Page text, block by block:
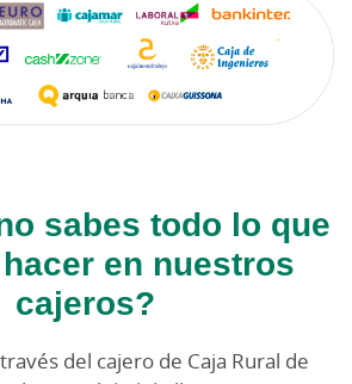
sabes todo lo que
en nuestros
cajeros?
del cajero de Caja Rural de